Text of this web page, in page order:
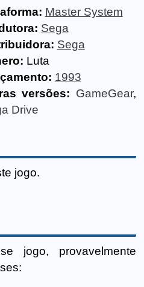
Master System
Sega
Sega
Luta
1993
versões: GameGear,
Drive
jogo.
jogo, provavelmente